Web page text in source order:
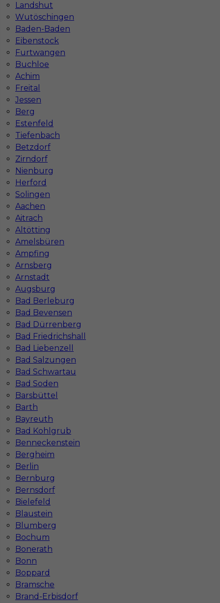
Landshut
Wutöschingen
Baden-Baden
Eibenstock
Furtwangen
Buchloe
Achim
Freital
Jessen
Berg
Estenfeld
Tiefenbach
Betzdorf
Zirndorf
Nienburg
Herford
Solingen
Aachen
Aitrach
Altötting
Amelsbüren
Ampfing
Arnsberg
Arnstadt
Augsburg
Bad Berleburg
Bad Bevensen
Bad Dürrenberg
Bad Friedrichshall
Bad Liebenzell
Bad Salzungen
Bad Schwartau
Bad Soden
Barsbüttel
Barth
Bayreuth
Bad Kohlgrub
Benneckenstein
Bergheim
Berlin
Bernburg
Bernsdorf
Bielefeld
Blaustein
Blumberg
Bochum
Bonerath
Bonn
Boppard
Bramsche
Brand-Erbisdorf
Praca dla montera płyt GK w Niemczech bez
języka - Ratyzbona
Kategoria Prace wykończeniowe
Lokalizacja
Wymagane języki
Niemiecki dobry
Stawka
Szpachlarz Q3 praca w Niemczech
Kategoria Prace wykończeniowe
Lokalizacja Niemcy
Wymagane języki
komunikatywny ,
Stawka 14 - € / h
Praca w Niemczech dla brukarza - okolice
Ratyzbony
Kategoria
Lokalizacja Niemcy
Wymagane języki
Angielski komunikatywny
Stawka 13 - € / h